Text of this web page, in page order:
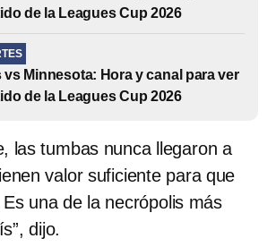
de la Leagues Cup 2026
vs Minnesota: Hora y canal para ver
de la Leagues Cup 2026
las tumbas nunca llegaron a
valor suficiente para que
una de la necrópolis más
dijo.